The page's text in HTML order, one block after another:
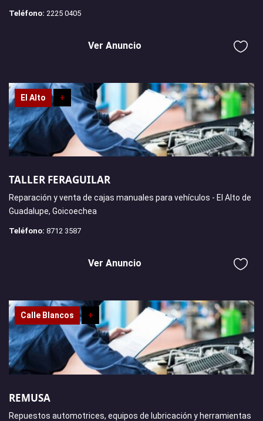
Teléfono: 2225 0405
Ver Anuncio
El Alto +
TALLER FERAGUILAR
Reparación y venta de cajas manuales para vehículos - El Alto de
Guadalupe, Goicoechea
Teléfono: 8712 3587
Ver Anuncio
Calle Blancos +
REMUSA
Repuestos automotrices, equipos de lubricación y herramientas